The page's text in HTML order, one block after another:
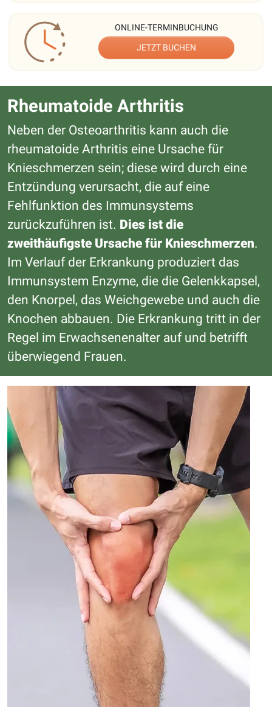
ONLINE-TERMINBUCHUNG
JETZT BUCHEN
Rheumatoide Arthritis
Neben der Osteoarthritis kann auch die
rheumatoide Arthritis eine Ursache für
Knieschmerzen sein; diese wird durch eine
Entzündung verursacht, die auf eine
Fehlfunktion des Immunsystems
zurückzuführen ist. Dies ist die
zweithäufigste Ursache für Knieschmerzen.
Im Verlauf der Erkrankung produziert das
Immunsystem Enzyme, die die Gelenkkapsel,
den Knorpel, das Weichgewebe und auch die
Knochen abbauen. Die Erkrankung tritt in der
Regel im Erwachsenenalter auf und betrifft
überwiegend Frauen.